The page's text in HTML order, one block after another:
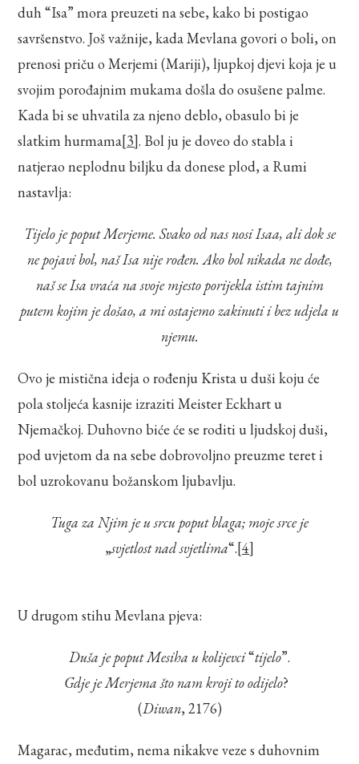
duh “Isa” mora preuzeti na sebe, kako bi postigao
savršenstvo. Još važnije, kada Mevlana govori o boli, on
prenosi priču o Merjemi (Mariji), ljupkoj djevi koja je u
svojim porođajnim mukama došla do osušene palme.
Kada bi se uhvatila za njeno deblo, obasulo bi je
slatkim hurmama[3]. Bol ju je doveo do stabla i
natjerao neplodnu biljku da donese plod, a Rumi
nastavlja:
Tijelo je poput Merjeme. Svako od nas nosi Isaa, ali dok se
ne pojavi bol, naš Isa nije rođen. Ako bol nikada ne dođe,
naš se Isa vraća na svoje mjesto porijekla istim tajnim
putem kojim je došao, a mi ostajemo zakinuti i bez udjela u
njemu.
Ovo je mistična ideja o rođenju Krista u duši koju će
pola stoljeća kasnije izraziti Meister Eckhart u
Njemačkoj. Duhovno biće će se roditi u ljudskoj duši,
pod uvjetom da na sebe dobrovoljno preuzme teret i
bol uzrokovanu božanskom ljubavlju.
Tuga za Njim je u srcu poput blaga; moje srce je
„svjetlost nad svjetlima“.[4]
U drugom stihu Mevlana pjeva:
Duša je poput Mesiha u kolijevci“tijelo”.
Gdje je Merjema što nam kroji to odijelo?
(Diwan, 2176)
Magarac, međutim, nema nikakve veze s duhovnim